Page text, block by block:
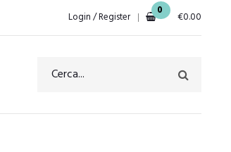
Login / Register 0 €0.00